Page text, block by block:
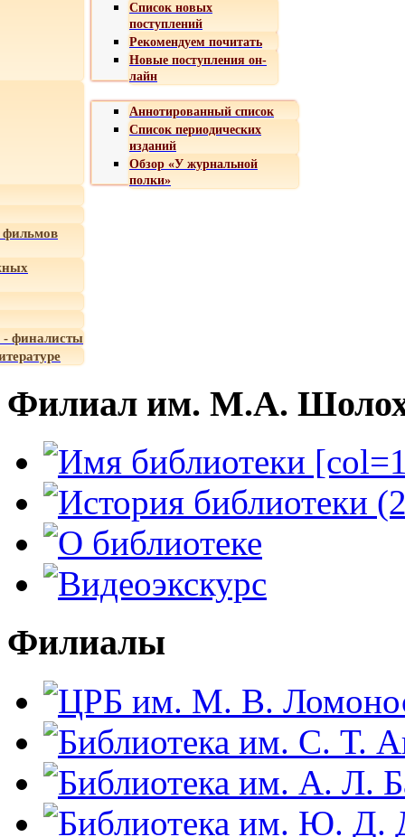
Список новых
поступлений
Рекомендуем почитать
Новые поступления он-
лайн
Аннотированный список
Список периодических
изданий
Обзор «У журнальной
полки»
- финалисты
Филиал им. М.А.
Филиалы